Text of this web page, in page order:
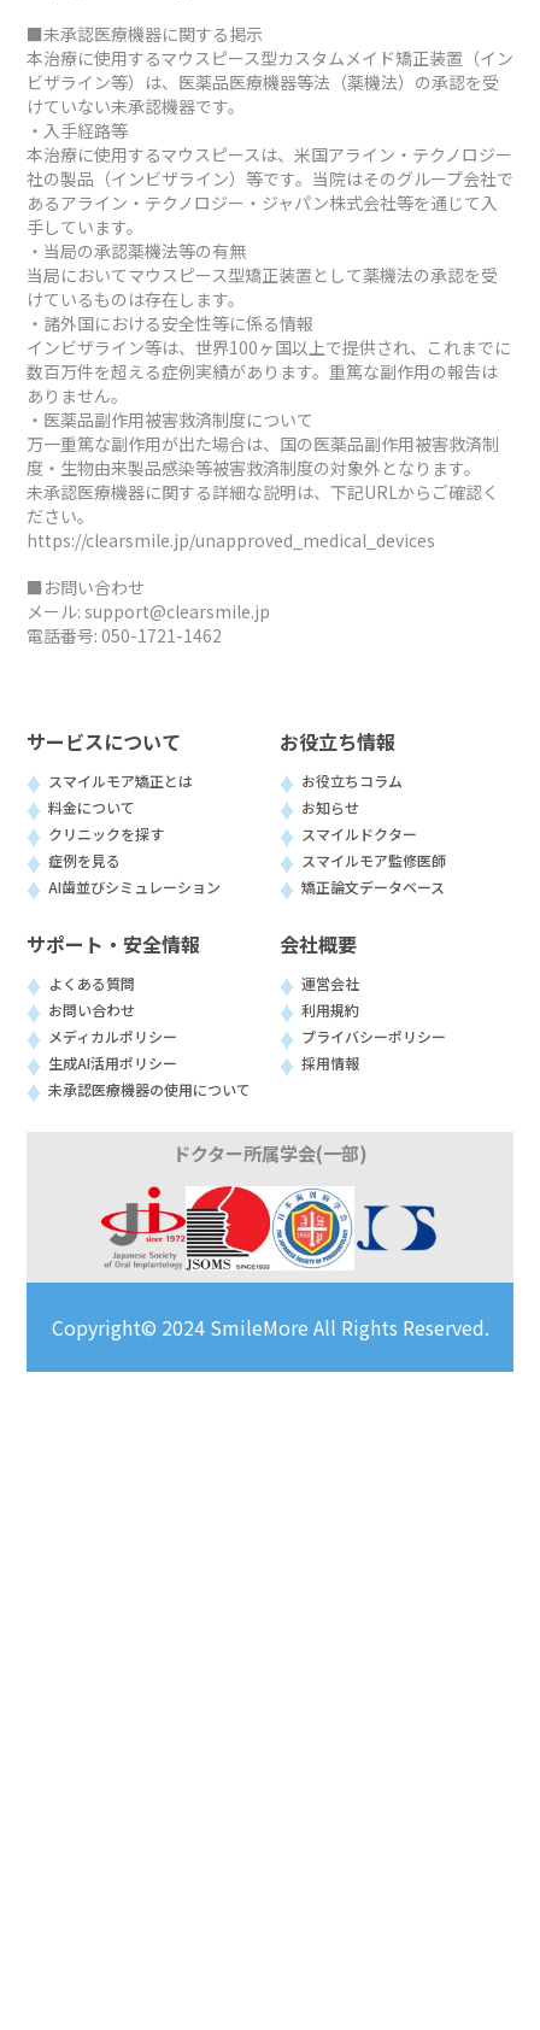
■未承認医療機器に関する掲示
本治療に使用するマウスピース型カスタムメイド矯正装置（イン
ビザライン等）は、医薬品医療機器等法（薬機法）の承認を受
けていない未承認機器です。
・入手経路等
本治療に使用するマウスピースは、米国アライン・テクノロジー
社の製品（インビザライン）等です。当院はそのグループ会社で
あるアライン・テクノロジー・ジャパン株式会社等を通じて入
手しています。
・当局の承認薬機法等の有無
当局においてマウスピース型矯正装置として薬機法の承認を受
けているものは存在します。
・諸外国における安全性等に係る情報
インビザライン等は、世界100ヶ国以上で提供され、これまでに
数百万件を超える症例実績があります。重篤な副作用の報告は
ありません。
・医薬品副作用被害救済制度について
万一重篤な副作用が出た場合は、国の医薬品副作用被害救済制
度・生物由来製品感染等被害救済制度の対象外となります。
未承認医療機器に関する詳細な説明は、下記URLからご確認く
ださい。
https://clearsmile.jp/unapproved_medical_devices
■お問い合わせ
メール: support@clearsmile.jp
電話番号: 050-1721-1462
サービスについて
スマイルモア矯正とは
料金について
クリニックを探す
症例を見る
AI歯並びシミュレーション
お役立ち情報
お役立ちコラム
お知らせ
スマイルドクター
スマイルモア監修医師
矯正論文データベース
サポート・安全情報
よくある質問
お問い合わせ
メディカルポリシー
生成AI活用ポリシー
未承認医療機器の使用について
会社概要
運営会社
利用規約
プライバシーポリシー
採用情報
ドクター所属学会(一部)
Copyright© 2024 SmileMore All Rights Reserved.